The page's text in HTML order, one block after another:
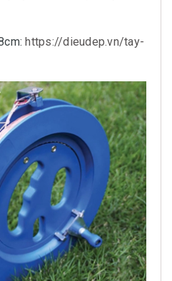
https://dieudep.vn/tay-